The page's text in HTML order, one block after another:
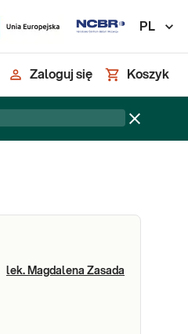
PL
Zaloguj się Koszyk
lek. Magdalena Zasada